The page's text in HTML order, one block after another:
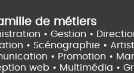
de métiers
• Gestion •
• Scénographie •
• Promotion •
web • Multimédia •